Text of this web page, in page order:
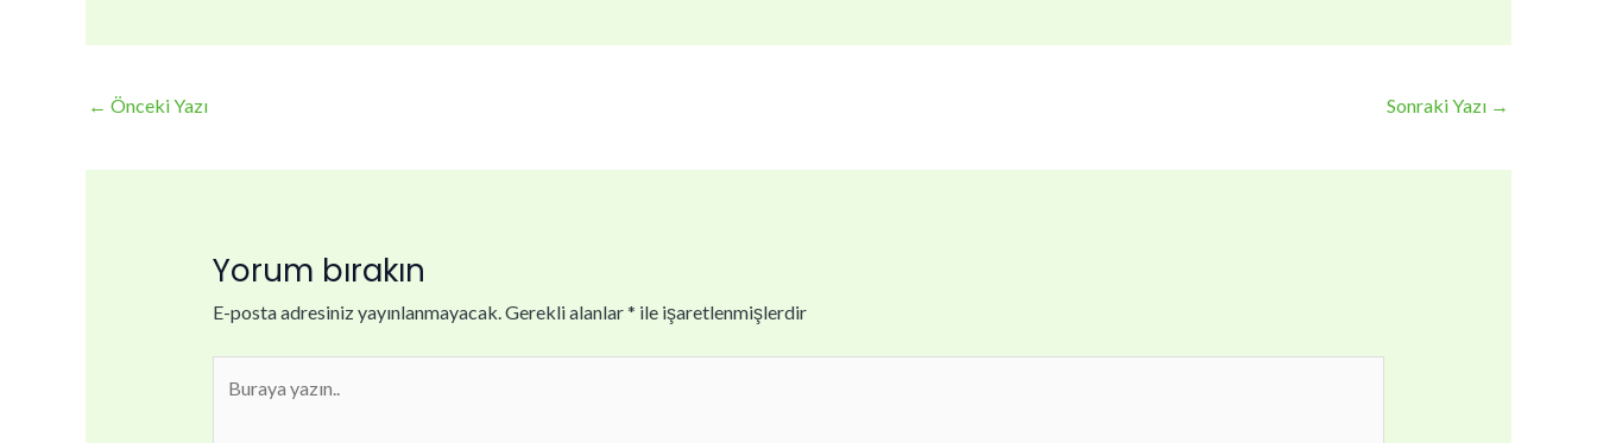
← Önceki Yazı Sonraki Yazı →
Yorum bırakın
E-posta adresiniz yayınlanmayacak.Gerekli alanlar* ile işaretlenmişlerdir